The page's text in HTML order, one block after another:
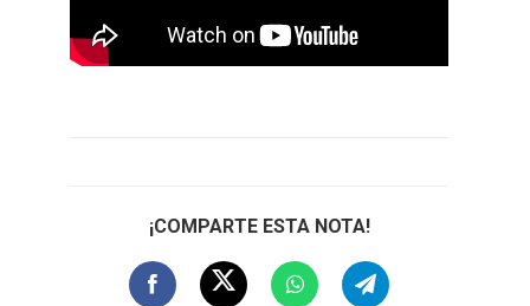
¡COMPARTE ESTA NOTA!